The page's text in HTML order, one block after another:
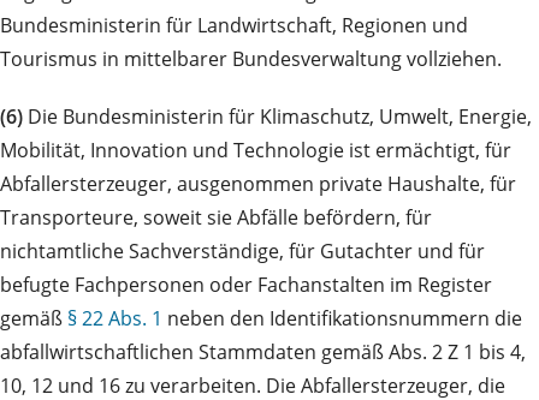
Bundesministerin für Landwirtschaft, Regionen und
Tourismus in mittelbarer Bundesverwaltung vollziehen.
(6) Die Bundesministerin für Klimaschutz, Umwelt, Energie,
Mobilität, Innovation und Technologie ist ermächtigt, für
Abfallersterzeuger, ausgenommen private Haushalte, für
Transporteure, soweit sie Abfälle befördern, für
nichtamtliche Sachverständige, für Gutachter und für
befugte Fachpersonen oder Fachanstalten im Register
gemäß § 22 Abs. 1 neben den Identifikationsnummern die
abfallwirtschaftlichen Stammdaten gemäß Abs. 2 Z 1 bis 4,
10, 12 und 16 zu verarbeiten. Die Abfallersterzeuger, die